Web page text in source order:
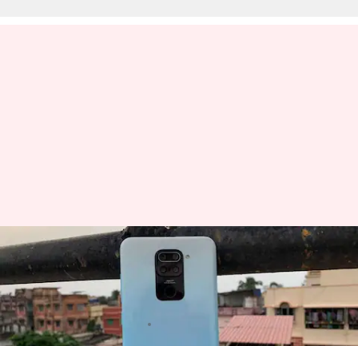
रेडमी भारत में जल्द लॉन्च करेगी
शानदार फीचर्स वाला मिड रेंज
स्मार्टफोन नोट 10
लेखन मोना दीक्षित Jan 30, 2021